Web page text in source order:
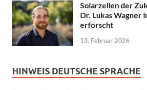
Solarzellen der
Dr. Lukas Wagner
erforscht
13. Februar 2026
HINWEIS DEUTSCHE SPRACHE